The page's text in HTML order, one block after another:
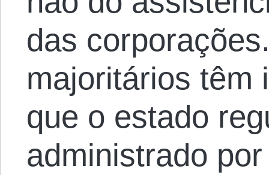
das
majoritários têm
que o estado
administrado